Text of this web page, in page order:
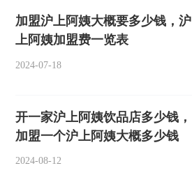
加盟沪上阿姨大概要多少钱，沪
上阿姨加盟费一览表
2024-07-18
开一家沪上阿姨饮品店多少钱，
加盟一个沪上阿姨大概多少钱
2024-08-12